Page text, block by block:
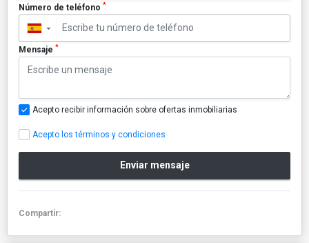
Número de teléfono *
▼
Mensaje *
Acepto recibir información sobre ofertas inmobiliarias
Acepto los términos y condiciones
Enviar mensaje
Compartir: